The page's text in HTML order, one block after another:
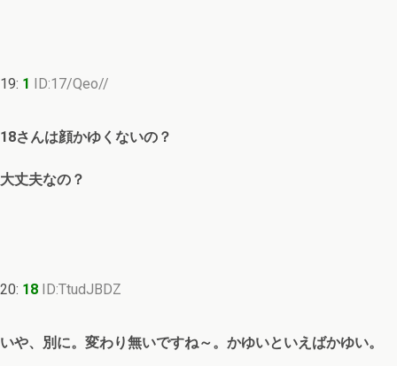
19: 1 ID:17/Qeo//
18さんは顔かゆくないの？
大丈夫なの？
20: 18 ID:TtudJBDZ
いや、別に。変わり無いですね～。かゆいといえばかゆい。